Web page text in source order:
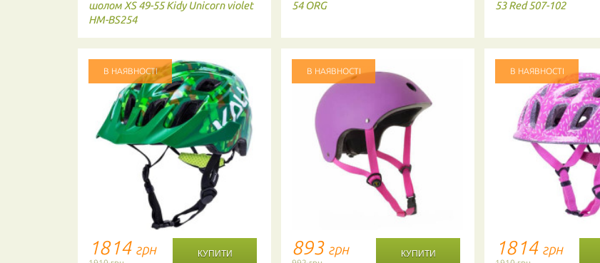
шолом XS 49-55 Kidy Unicorn violet
HM-BS254
В НАЯВНОСТІ
1814 грн
54 ORG
В НАЯВНОСТІ
893 грн
53 Red 507-102
В НАЯВНОСТІ
1814 грн